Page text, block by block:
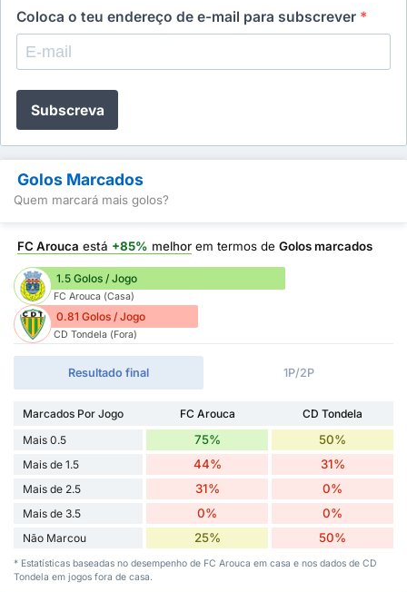
Coloca o teu endereço de e-mail para subscrever *
Subscreva
Golos Marcados
Quem marcará mais golos?
FC Arouca está +85% melhor em termos de Golos marcados
1.5 Golos / Jogo
FC Arouca (Casa)
0.81 Golos / Jogo
CD Tondela (Fora)
Resultado final 1P/2P
Marcados Por Jogo FC Arouca
CD Tondela
Mais 0.5
75% 50%
Mais de 1.5 44% 31%
Mais de 2.5 31% 0%
Mais de 3.5 0% 0%
Não Marcou 25% 50%
* Estatísticas baseadas no desempenho de FC Arouca em casa e nos dados de CD
Tondela em jogos fora de casa.